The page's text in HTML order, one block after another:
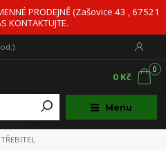
PRODEJNĚ (Zašovice 43 , 67521
KONTAKTUJTE.
Menu
0
0 Kč